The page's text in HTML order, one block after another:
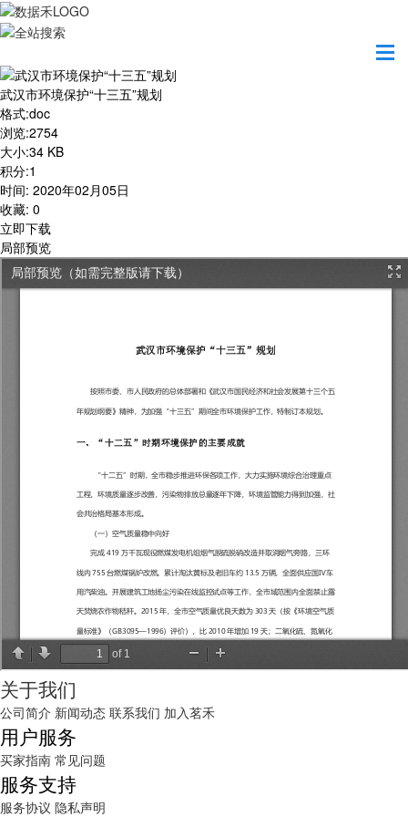
武汉市环境保护“十三五”规划
格式:doc
浏览:2754
大小:34 KB
积分:1
时间: 2020年02月05日
收藏: 0
立即下载
局部预览
关于我们
公司简介 新闻动态 联系我们 加入茗禾
用户服务
买家指南 常见问题
服务支持
服务协议 隐私声明